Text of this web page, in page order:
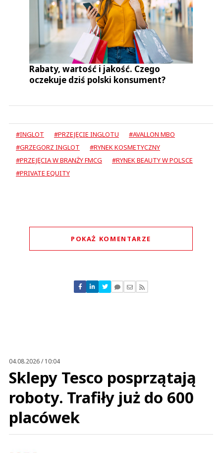
Rabaty, wartość i jakość. Czego
oczekuje dziś polski konsument?
#INGLOT #PRZEJĘCIE INGLOTU
#AVALLON MBO
#GRZEGORZ INGLOT
#RYNEK KOSMETYCZNY
#PRZEJĘCIA W BRANŻY FMCG
#RYNEK BEAUTY W POLSCE
#PRIVATE EQUITY
POKAŻ KOMENTARZE
Nie znaleziono komentarzy
Zostaw swoje komentarze
04.08.2026 / 10:04
Sklepy Tesco posprzątają
roboty. Trafiły już do 600
placówek